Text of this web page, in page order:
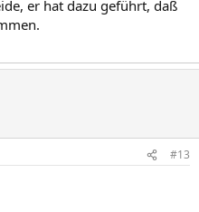
er hat dazu geführt, daß
#13